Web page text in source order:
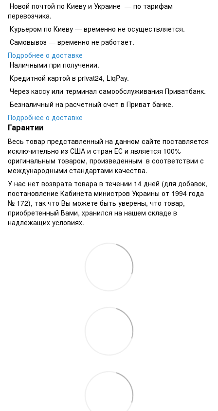
Новой почтой по Киеву и Украине — по тарифам
перевозчика.
Курьером по Киеву — временно не осуществляется.
Самовывоз — временно не работает.
Подробнее о доставке
Наличными при получении.
Кредитной картой в privat24, LiqPay.
​​​​Через кассу или терминал самообслуживания Приватбанк.
​​​​Безналичный на расчетный счет в Приват банке.
Подробнее о доставке
Гарантии
Весь товар представленный на данном сайте поставляется
исключительно из США и стран ЕС и является 100%
оригинальным товаром, произведенным в соответствии с
международными стандартами качества.
У нас нет возврата товара в течении 14 дней (для добавок,
постановление Кабинета министров Украины от 1994 года
№ 172), так что Вы можете быть уверены, что товар,
приобретенный Вами, хранился на нашем складе в
надлежащих условиях.